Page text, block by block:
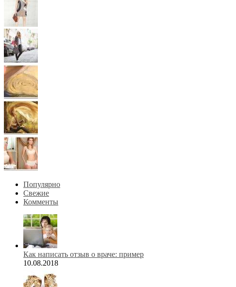
Популярно
Свежие
Комменты
Как написать отзыв о враче: пример
10.08.2018